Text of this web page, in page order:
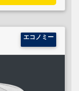
エコノミー